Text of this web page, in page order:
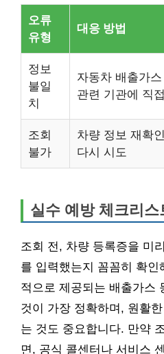
오류
유형
대응 방법
정보
불일
치
자동차 배출가
관련 기관에 직
조회
불가
차량 정보 재확
다시 시도
실수 예방 체크리스
조회 전, 차량 등록증을 미
를 입력했는지 꼼꼼히 확인
적으로 제공되는 배출가스
것이 가장 정확하며, 원활
는 것도 중요합니다. 만약
면, 공식 콜센터나 서비스